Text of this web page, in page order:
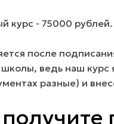
курс - 75000
после
школы, ведь наш
разные) и